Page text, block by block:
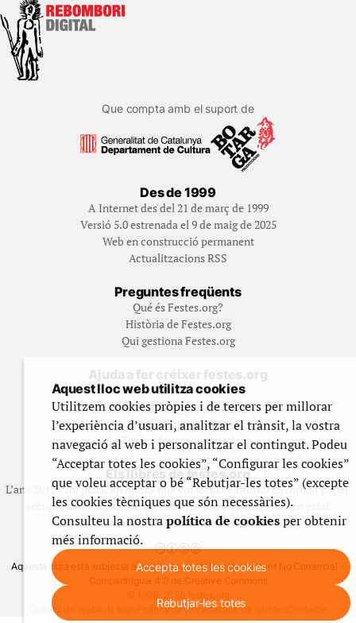
Que compta amb el suport de
Des de 1999
A Internet des del 21 de març de 1999
Versió 5.0 estrenada el 9 de maig de 2025
Web en construcció permanent
Actualitzacions RSS
Preguntes freqüents
Qué és Festes.org?
Història de Festes.org
Qui gestiona Festes.org
Ajuda a fer créixer festes.org
Feste’n editor/contribuidor
Subscriu-t’hi/Feste’n mecenes
Contracta publicitat
Fes un donatiu puntual
Els llibres de festes.org
L’any 2012 vam posar en marxa una col·lecció editorial en format paper,
recuperant i ampliant materials que fins aleshores havien estat
exclusivament accessibles al nostre espai web. [+]
Aquesta obra està subjecta a una llicència de Reconeixement No Comercial -
CompartirIgual 4.0 de Creative Commons
Crèdits del web
Política de privadesaÚs de galetes
Aquest lloc web utilitza cookies
Utilitzem cookies pròpies i de tercers per millorar
l’experiència d’usuari, analitzar el trànsit, la vostra
navegació al web i personalitzar el contingut. Podeu
“Acceptar totes les cookies”, “Configurar les cookies”
que voleu acceptar o bé “Rebutjar-les totes” (excepte
les cookies tècniques que són necessàries).
Consulteu la nostrapolítica de cookiesper obtenir
més informació.
Accepta totes les cookies
Rebutjar-les totes